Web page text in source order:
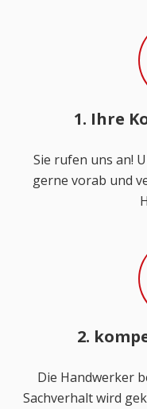
1. Ihre
Sie rufen uns an!
gerne vorab und
2.
Die Handwerker
Sachverhalt wird